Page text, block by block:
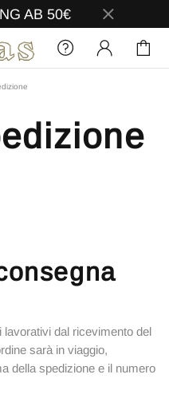
AB 50€
lavorativi dal ricevimento del
sarà in viaggio,
della spedizione e il numero